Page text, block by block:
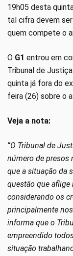
19h05 desta
tal cifra devem
quem compete o
O G1 entrou em
Tribunal de
quinta já fora do
feira (26) sobre o
Veja a nota:
“O Tribunal de
número de presos
que a situação da
questão que aflige
considerando os
principalmente
informa que o
empreendido
situação